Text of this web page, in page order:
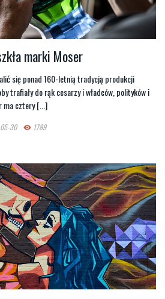
marki Moser
się ponad 160-letnią tradycją produkcji
trafiały do rąk cesarzy i władców, polityków i
ma cztery [...]
30 remove_red_eye 1789